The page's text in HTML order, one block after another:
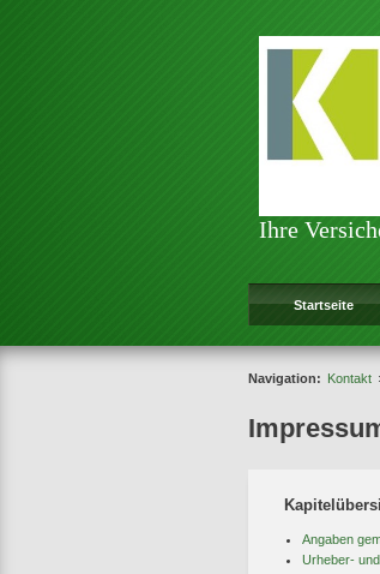
Ihre
Startseite
Navigation: Kontakt
Angaben
Urheber-